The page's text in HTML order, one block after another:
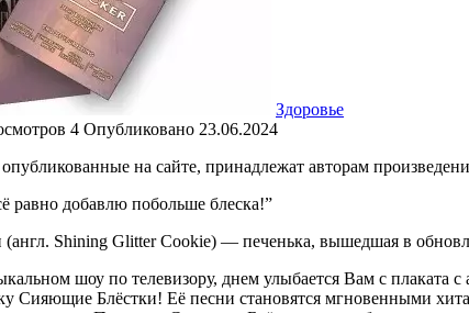
Здоровье
4 Опубликовано 23.06.2024
на сайте, принадлежат авторам
равно добавлю побольше блеска!”
Shining Glitter Cookie) — печенька, вышедшая в
шоу по телевизору, днем улыбается Вам с
Сияющие Блёстки! Её песни становятся мгновенными